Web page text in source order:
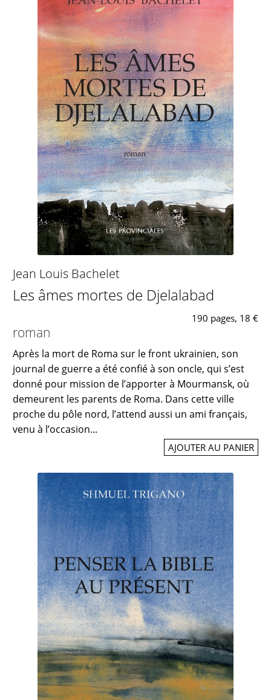
Jean Louis Bachelet
Les âmes mortes de Djelalabad
190 pages, 18 €
roman
Après la mort de Roma sur le front ukrainien, son
journal de guerre a été confié à son oncle, qui s’est
donné pour mission de l’apporter à Mourmansk, où
demeurent les parents de Roma. Dans cette ville
proche du pôle nord, l’attend aussi un ami français,
venu à l’occasion...
AJOUTER AU PANIER